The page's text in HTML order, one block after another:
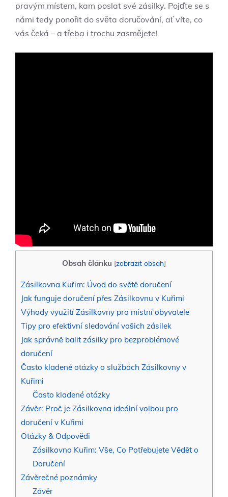
pravým místem, kam poslat své zásilky. Pojďte se s
námi tedy ponořit do světa doručování, ať víte, co
vás čeká – a třeba i trochu zasmějete!
Obsah článku [zobrazit obsah]
Zásilkovna Kuřim: Úvod do světě doručení
Jak funguje doručení přes Zásilkovnu v Kuřimi
Výhody využití Zásilkovny pro místní obyvatele
Tipy pro efektivní sledování vašich zásilek
Jak správně balit zásilky pro bezproblémové
doručení
Často kladené otázky o službách Zásilkovny v
Kuřimi
Často kladené otázky
Závěr: Proč je Zásilkovna ideální volbou pro
doručení v Kuřimi
Otázky & Odpovědi
Zásilkovna Kuřim: Vše, Co Potřebujete Vědět o
Doručení
Závěrečné poznámky
Závěr